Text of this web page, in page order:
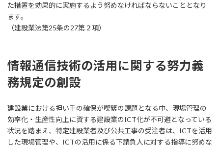
た措置を効果的に実施するよう努めなければならないこととなり
ます。
（建設業法第25条の27第２項）
情報通信技術の活用に関する努力義
務規定の創設
建設業における担い手の確保が喫緊の課題となる中、現場管理の
効率化・生産性向上に資する建設業のICT化が不可避となっている
状況を踏まえ、特定建設業者及び公共工事の受注者は、ICTを活用
した現場管理や、ICTの活用に係る下請負人に対する指導に努めな